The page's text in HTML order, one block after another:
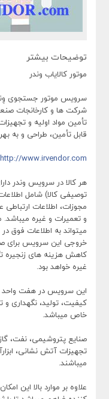
توضیحات بیشتر
موتور کالایاب وندر
سرویس موتور جستجوی
شرکت ها و کارخانجات
تأمین مواد اولیه و
قابل تأمین، طراحی و به
http://www.irvendor.com
هر کالا در سرویس وندر
توصیفی کالا) شامل
مجوزات، اطلاعات ارتباطی
و تعمیرات و غیره
میتواند به اطلاعات
خروجی این سرویس برای
کاهش هزینه های زنجیره
غیره خواهد بود.
این سرویس در هفت واحد
کیفیت، تولید، نگهداری و
خاص میباشد.
صنایع پتروشیمی، نفت،
تجهیزات آتش نشانی،
میباشند.
علاوه بر موارد بالا این